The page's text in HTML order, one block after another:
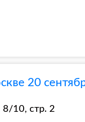
20
8/10, стр. 2